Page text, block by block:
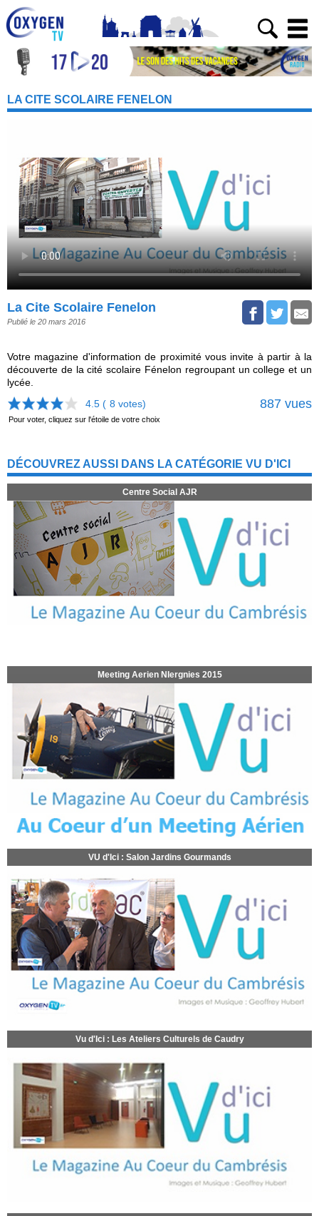
LA CITE SCOLAIRE FENELON
La Cite Scolaire Fenelon
Publié le 20 mars 2016
Votre magazine d'information de proximité vous invite à partir à la
découverte de la cité scolaire Fénelon regroupant un college et un
lycée.
4.5 ( 8 votes) 887 vues
Pour voter, cliquez sur l'étoile de votre choix
DÉCOUVREZ AUSSI DANS LA CATÉGORIE VU D'ICI
Centre Social AJR
Meeting Aerien NIergnies 2015
VU d'Ici : Salon Jardins Gourmands
Vu d'Ici : Les Ateliers Culturels de Caudry